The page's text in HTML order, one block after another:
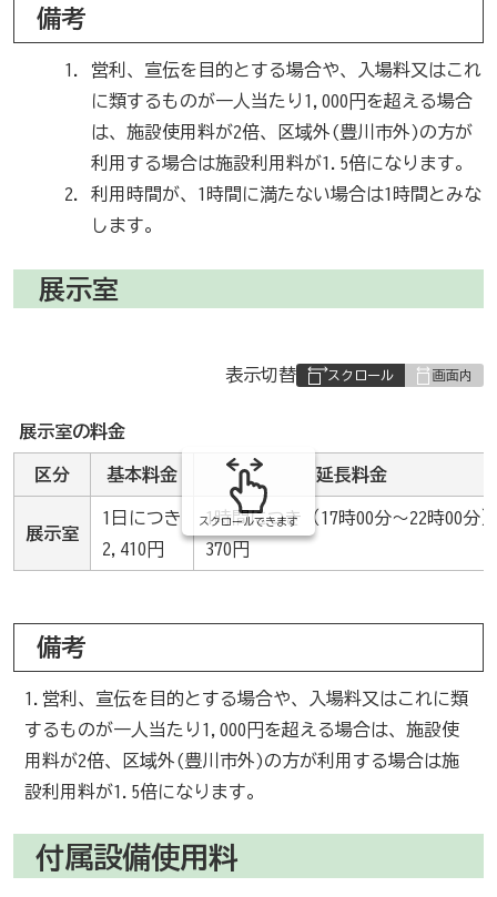
備考
営利、宣伝を目的とする場合や、入場料又はこれ
に類するものが一人当たり1,000円を超える場合
は、施設使用料が2倍、区域外(豊川市外)の方が
利用する場合は施設利用料が1.5倍になります。
利用時間が、1時間に満たない場合は1時間とみな
します。
展示室
表
の
表示切替
展示室の料金
区分 基本料金 延長料金
展示室
1日につき
2,410円
1時間につき（17時00分～22時00分）
370円
スクロールできます
備考
1.営利、宣伝を目的とする場合や、入場料又はこれに類
するものが一人当たり1,000円を超える場合は、施設使
用料が2倍、区域外(豊川市外)の方が利用する場合は施
設利用料が1.5倍になります。
付属設備使用料